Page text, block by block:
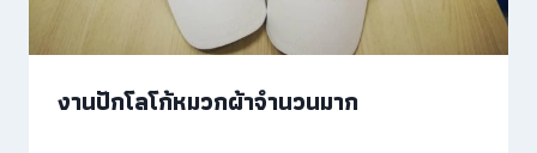
งานปักโลโก้หมวกผ้าจำนวนมาก